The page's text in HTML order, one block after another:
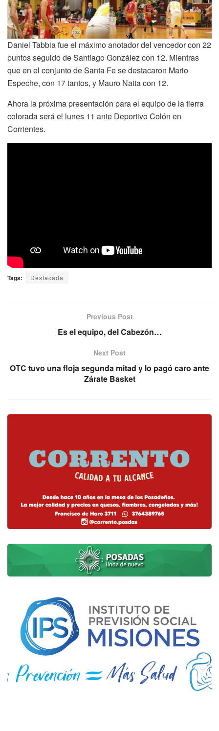
Daniel Tabbia fue el máximo anotador del vencedor con 22
puntos seguido de Santiago González con 12. Mientras
que en el conjunto de Santa Fe se destacaron Mario
Espeche, con 17 tantos, y Mauro Natta con 12.
Ahora la próxima presentación para el equipo de la tierra
colorada será el lunes 11 ante Deportivo Colón en
Corrientes.
Tags: Destacada
Previous Post
Es el equipo, del Cabezón…
Next Post
OTC tuvo una floja segunda mitad y lo pagó caro ante
Zárate Basket